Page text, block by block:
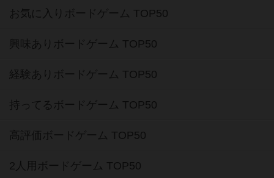
お気に入りボードゲーム TOP50
興味ありボードゲーム TOP50
経験ありボードゲーム TOP50
持ってるボードゲーム TOP50
高評価ボードゲーム TOP50
2人用ボードゲーム TOP50